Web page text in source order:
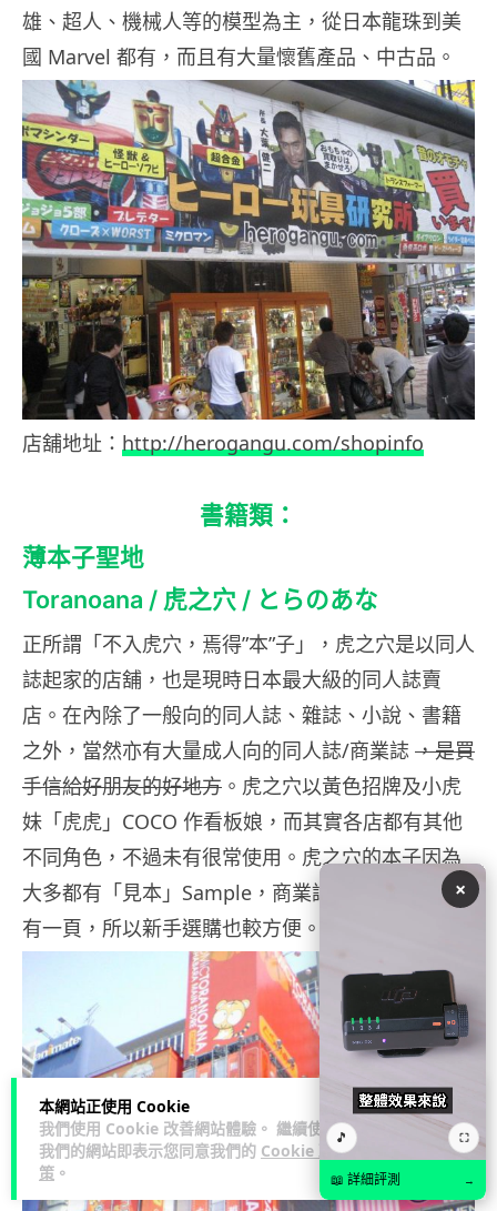
本網站正使用 Cookie
我們使用 Cookie 改善網站體驗。 繼續使用
我們的網站即表示您同意我們的 Cookie 政
策 。
雄、超人、機械人等的模型為主，從日本龍珠到美
國 Marvel 都有，而且有大量懷舊產品、中古品。
店舖地址： http://herogangu.com/shopinfo
書籍類：
薄本子聖地
Toranoana / 虎之穴 / とらのあな
正所謂「不入虎穴，焉得”本”子」，虎之穴是以同人
誌起家的店舖，也是現時日本最大級的同人誌賣
店。在內除了一般向的同人誌、雜誌、小說、書籍
之外，當然亦有大量成人向的同人誌/商業誌 ，是買
手信給好朋友的好地方 。虎之穴以黃色招牌及小虎
妹「虎虎」COCO 作看板娘，而其實各店都有其他
不同角色，不過未有很常使用。虎之穴的本子因為
大多都有「見本」Sample，商業誌有全本而同人誌
有一頁，所以新手選購也較方便。
×
🎵 ⛶
📖 詳細評測 →